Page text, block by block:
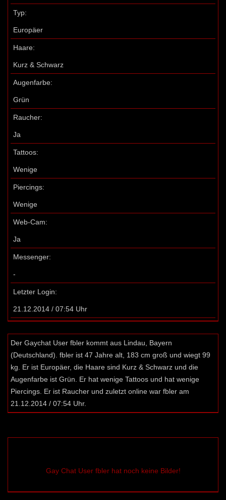
Typ:
Europäer
Haare:
Kurz & Schwarz
Augenfarbe:
Grün
Raucher:
Ja
Tattoos:
Wenige
Piercings:
Wenige
Web-Cam:
Ja
Messenger:
-
Letzter Login:
21.12.2014 / 07:54 Uhr
Der Gaychat User fbler kommt aus Lindau, Bayern
(Deutschland). fbler ist 47 Jahre alt, 183 cm groß und wiegt 99
kg. Er ist Europäer, die Haare sind Kurz & Schwarz und die
Augenfarbe ist Grün. Er hat wenige Tattoos und hat wenige
Piercings. Er ist Raucher und zuletzt online war fbler am
21.12.2014 / 07:54 Uhr.
Gay Chat User fbler hat noch keine Bilder!